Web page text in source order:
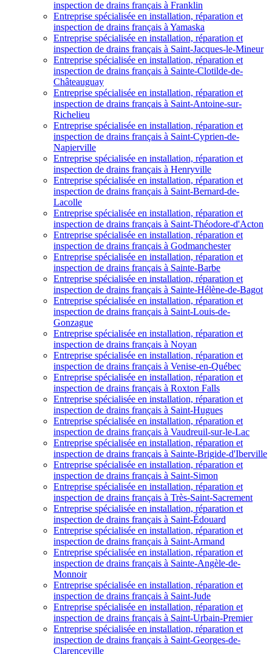
inspection de drains français à Franklin
Entreprise spécialisée en installation, réparation et
inspection de drains français à Yamaska
Entreprise spécialisée en installation, réparation et
inspection de drains français à Saint-Jacques-le-Mineur
Entreprise spécialisée en installation, réparation et
inspection de drains français à Sainte-Clotilde-de-
Châteauguay
Entreprise spécialisée en installation, réparation et
inspection de drains français à Saint-Antoine-sur-
Richelieu
Entreprise spécialisée en installation, réparation et
inspection de drains français à Saint-Cyprien-de-
Napierville
Entreprise spécialisée en installation, réparation et
inspection de drains français à Henryville
Entreprise spécialisée en installation, réparation et
inspection de drains français à Saint-Bernard-de-
Lacolle
Entreprise spécialisée en installation, réparation et
inspection de drains français à Saint-Théodore-d'Acton
Entreprise spécialisée en installation, réparation et
inspection de drains français à Godmanchester
Entreprise spécialisée en installation, réparation et
inspection de drains français à Sainte-Barbe
Entreprise spécialisée en installation, réparation et
inspection de drains français à Sainte-Hélène-de-Bagot
Entreprise spécialisée en installation, réparation et
inspection de drains français à Saint-Louis-de-
Gonzague
Entreprise spécialisée en installation, réparation et
inspection de drains français à Noyan
Entreprise spécialisée en installation, réparation et
inspection de drains français à Venise-en-Québec
Entreprise spécialisée en installation, réparation et
inspection de drains français à Roxton Falls
Entreprise spécialisée en installation, réparation et
inspection de drains français à Saint-Hugues
Entreprise spécialisée en installation, réparation et
inspection de drains français à Vaudreuil-sur-le-Lac
Entreprise spécialisée en installation, réparation et
inspection de drains français à Sainte-Brigide-d'Iberville
Entreprise spécialisée en installation, réparation et
inspection de drains français à Saint-Simon
Entreprise spécialisée en installation, réparation et
inspection de drains français à Très-Saint-Sacrement
Entreprise spécialisée en installation, réparation et
inspection de drains français à Saint-Édouard
Entreprise spécialisée en installation, réparation et
inspection de drains français à Saint-Armand
Entreprise spécialisée en installation, réparation et
inspection de drains français à Sainte-Angèle-de-
Monnoir
Entreprise spécialisée en installation, réparation et
inspection de drains français à Saint-Jude
Entreprise spécialisée en installation, réparation et
inspection de drains français à Saint-Urbain-Premier
Entreprise spécialisée en installation, réparation et
inspection de drains français à Saint-Georges-de-
Clarenceville